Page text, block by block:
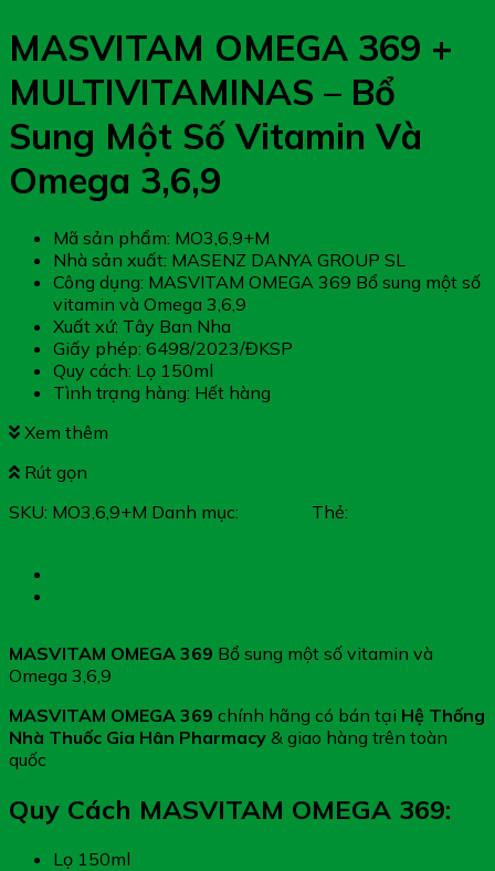
MASVITAM OMEGA 369 +
MULTIVITAMINAS – Bổ
Sung Một Số Vitamin Và
Omega 3,6,9
Mã sản phẩm: MO3,6,9+M
Nhà sản xuất: MASENZ DANYA GROUP SL
Công dụng: MASVITAM OMEGA 369 Bổ sung một số
vitamin và Omega 3,6,9
Xuất xứ: Tây Ban Nha
Giấy phép: 6498/2023/ĐKSP
Quy cách: Lọ 150ml
Tình trạng hàng: Hết hàng
Xem thêm
Rút gọn
SKU: MO3,6,9+M Danh mục: Thẻ:
MASVITAM OMEGA 369 Bổ sung một số vitamin và
Omega 3,6,9
MASVITAM OMEGA 369 chính hãng có bán tại Hệ Thống
Nhà Thuốc Gia Hân Pharmacy & giao hàng trên toàn
quốc
Quy Cách MASVITAM OMEGA 369:
Lọ 150ml